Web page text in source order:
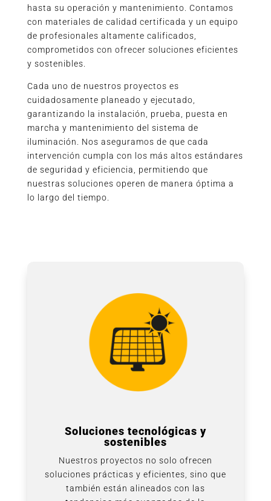
hasta su operación y mantenimiento. Contamos
con materiales de calidad certificada y un equipo
de profesionales altamente calificados,
comprometidos con ofrecer soluciones eficientes
y sostenibles.
Cada uno de nuestros proyectos es
cuidadosamente planeado y ejecutado,
garantizando la instalación, prueba, puesta en
marcha y mantenimiento del sistema de
iluminación. Nos aseguramos de que cada
intervención cumpla con los más altos estándares
de seguridad y eficiencia, permitiendo que
nuestras soluciones operen de manera óptima a
lo largo del tiempo.
Soluciones tecnológicas y
sostenibles
Nuestros proyectos no solo ofrecen
soluciones prácticas y eficientes, sino que
también están alineados con las